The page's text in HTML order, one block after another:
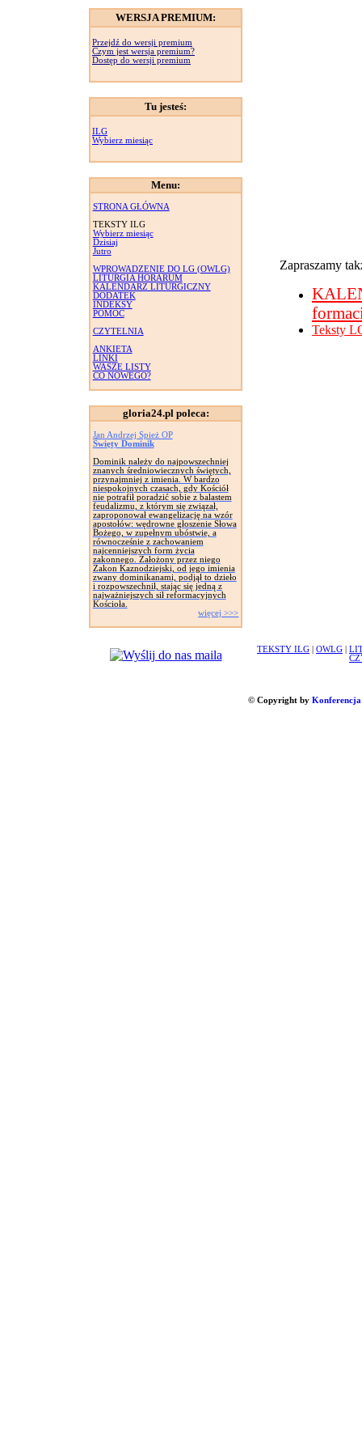
WERSJA PREMIUM:
Przejdź do wersji premium
Czym jest wersja premium?
Dostęp do wersji premium
Tu jesteś:
ILG
Wybierz miesiąc
Menu:
STRONA GŁÓWNA
TEKSTY ILG
Wybierz miesiąc
Dzisiaj
Jutro
WPROWADZENIE DO LG (OWLG)
LITURGIA HORARUM
KALENDARZ LITURGICZNY
DODATEK
INDEKSY
POMOC
CZYTELNIA
ANKIETA
LINKI
WASZE LISTY
CO NOWEGO?
gloria24.pl poleca:
Jan Andrzej Spież OP
Święty Dominik
Dominik należy do najpowszechniej
znanych średniowiecznych świętych,
przynajmniej z imienia. W bardzo
niespokojnych czasach, gdy Kościół
nie potrafił poradzić sobie z balastem
feudalizmu, z którym się związał,
zaproponował ewangelizację na wzór
apostołów: wędrowne głoszenie Słowa
Bożego, w zupełnym ubóstwie, a
równocześnie z zachowaniem
najcenniejszych form życia
zakonnego. Założony przez niego
Zakon Kaznodziejski, od jego imienia
zwany dominikanami, podjął to dzieło
i rozpowszechnił, stając się jedną z
najważniejszych sił reformacyjnych
Kościoła.
więcej >>>
Zapraszamy
Teksty
TEKSTY ILG OWLG
© Copyright by Konferencja